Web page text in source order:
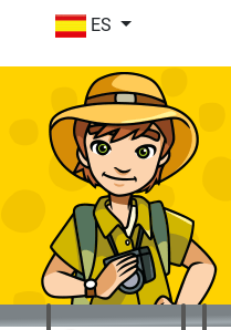
ES